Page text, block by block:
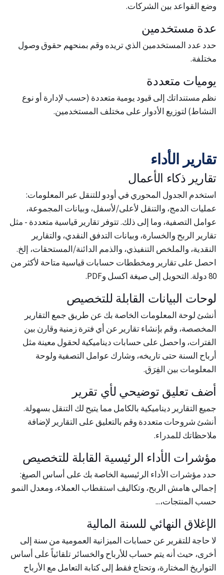
وضع القواعد بين الشركات.
عدة مستخدمين
حدد عدد المستخدمين الذي تريده وقم بمنحهم حقوق وصول
مختلفة.
يوميات متعددة
نظم مستنداتك إلى قيود يومية متعددة (حسب لإدارة أو نوع
النشاط) لتوزيع الأدوار على مختلف المستخدمين.
تقارير الأداء
تقارير ذكاء الأعمال
استخدم الجدول المحوري في أودو للتنقل عبر المعلومات:
عمليات الدمج، والتنقل لأعلى/لأسفل، وبيانات المجموعة،
عوامل التصفية، وما إلى ذلك. تتوفر تقارير قياسية متعددة - مثل
تقارير الربح والخسارة، وبيانات التدفق النقدي، والتقارير
النقدية، والملخص التنفيذي، والذمم الدائنة/المستحقات، إلخ.
احصل على تقارير ومخططات حسابات قياسية متاحة لأكثر من
80 دولة. التحويل إلى صيغة اكسل وPDF.
لوحات البيانات القابلة للتخصيص
أنشئ لوحة المعلومات الخاصة بك عن طريق جمع التقارير
المخصصة، وقم بإنشاء تقارير عن أي فترة زمنية وقارن بين
الفترات، واحصل على حسابات ديناميكية لحقول معينة مثل
أرباح السنة حتى تاريخه، وشارك عوامل التصفية ولوحة
المعلومات بين الفِرَق.
أضف تعليق توضيحي لأي تقرير
جميع التقارير ديناميكية بالكامل مما يتيح لك التنقل بسهولة.
أنشئ شروحات متعددة وقم بالتعليق على التقارير لإضافة
ملاحظاتك للمدراء.
مؤشرات الأداء الرئيسية القابلة للتخصيص
حدد مؤشرات الأداء الرئيسية الخاصة بك على أساس الصيغ:
إجمالي هامش الربح، وتكاليف استقطاب العملاء، ومعدل النمو
حسب المنتجات،...
الإغلاق النهائي للسنة المالية
لا حاجة للتقرير عن حسابات الميزانية العمومية من سنة إلى
أخرى، حيث أنه يتم حساب للأرباح والخسائر تلقائياً على أساس
التواريخ المختارة، وتحتاج فقط إلى كتابة التعامل مع الأرباح